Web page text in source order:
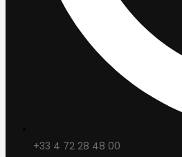
+33 4 72 28 48 00